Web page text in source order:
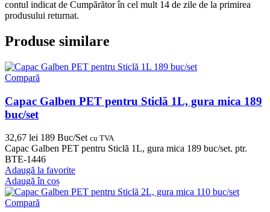
contul indicat de Cumpărător în cel mult 14 de zile de la primirea
produsului returnat.
Produse similare
Compară
Capac Galben PET pentru Sticlă 1L, gura mica 189
buc/set
32,67 lei 189 Buc/Set cu TVA
Capac Galben PET pentru Sticlă 1L, gura mica 189 buc/set. ptr.
BTE-1446
Adaugă la favorite
Adaugă în coș
Compară